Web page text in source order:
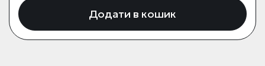
Додати в кошик